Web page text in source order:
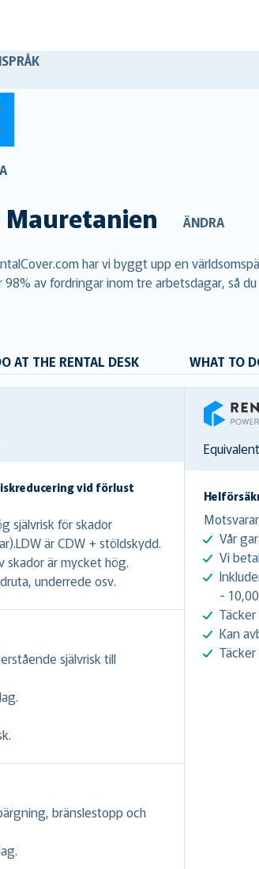
Mauretanien ÄNDRA
har vi byggt upp en
av fordringar inom tre arbetsdagar, så
AT THE RENTAL DESK WHAT TO
vid förlust
självrisk för skador
är CDW + stöldskydd.
skador är mycket hög.
underrede osv.
självrisk till
bränslestopp och
Vår
Vi
-
Kan